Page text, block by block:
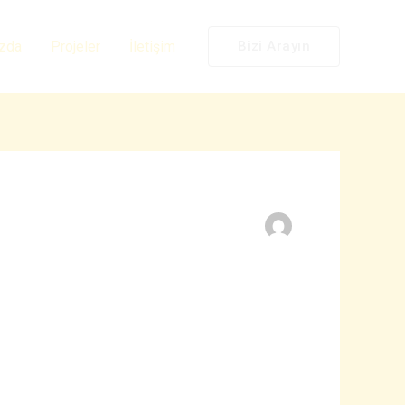
Projeler İletişim